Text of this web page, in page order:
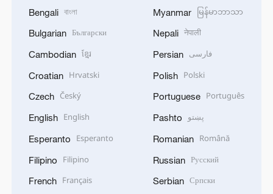
Bengali বাংলা
Bulgarian Български
Cambodian ខ្មែរ
Croatian Hrvatski
Czech Český
English English
Esperanto Esperanto
Filipino Filipino
French Français
Myanmar မြန်မာဘာသာ
Nepali नेपाली
Persian فارسی
Polish Polski
Portuguese Português
Pashto پښتو
Romanian Română
Russian Русский
Serbian Српски